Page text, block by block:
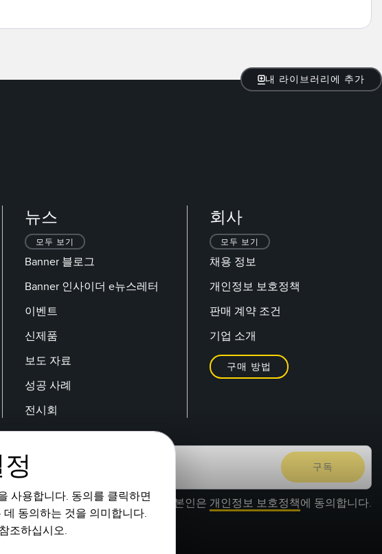
내 라이브러리에 추가
뉴스
모두 보기
Banner 블로그
Banner 인사이더 e뉴스레터
이벤트
신제품
보도 자료
성공 사례
전시회
회사
모두 보기
채용 정보
개인정보 보호정책
판매 계약 조건
기업 소개
구매 방법
본인은 개인정보 보호정책에 동의합니다.
사용합니다. 동의를 클릭하면
동의하는 것을 의미합니다.
조하십시오.